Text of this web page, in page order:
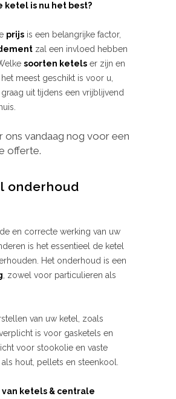
ketel is nu het best?
prijs is een belangrijke factor,
zal een invloed hebben
soorten ketels er zijn en
het meest geschikt is voor u,
uit tijdens een vrijblijvend
ons vandaag nog voor een
offerte.
onderhoud
en correcte werking van uw
is het essentieel de ketel
Het onderhoud is een
, zowel voor particulieren als
van uw ketel, zoals
is voor gasketels en
voor stookolie en vaste
hout, pellets en steenkool.
ketels & centrale